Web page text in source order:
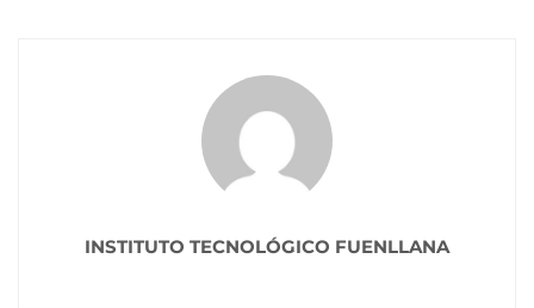
INSTITUTO TECNOLÓGICO FUENLLANA